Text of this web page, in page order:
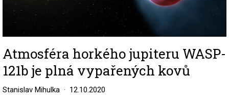
Atmosféra horkého jupiteru WASP-
121b je plná vypařených kovů
Stanislav Mihulka 12.10.2020